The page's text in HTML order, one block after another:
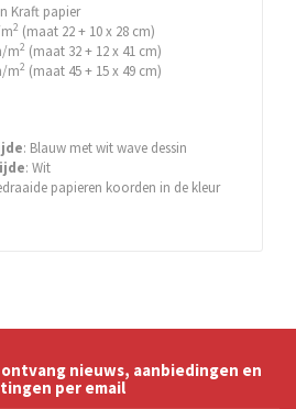
Kraft papier
2 (maat 22 + 10 x 28 cm)
m2 (maat 32 + 12 x 41 cm)
m2 (maat 45 + 15 x 49 cm)
: Blauw met wit wave dessin
: Wit
papieren koorden in de kleur
nieuws, aanbiedingen en
per email